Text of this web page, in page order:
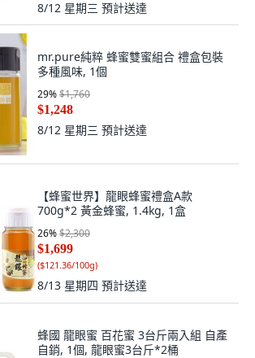
8/12 星期三 預計送達
mr.pure純粹 蜂蜜雙蜜組合 禮盒包裝
多種風味, 1個
29%$1,760
$1,248
8/12 星期三 預計送達
【蜂蜜世界】龍眼蜂蜜禮盒A款
700g*2 黃金蜂蜜, 1.4kg, 1盒
26%$2,300
$1,699
($121.36/100g)
8/13 星期四 預計送達
蜂國 龍眼蜜 百花蜜 3台斤兩入組 自產
自銷, 1個, 龍眼蜜3台斤*2桶